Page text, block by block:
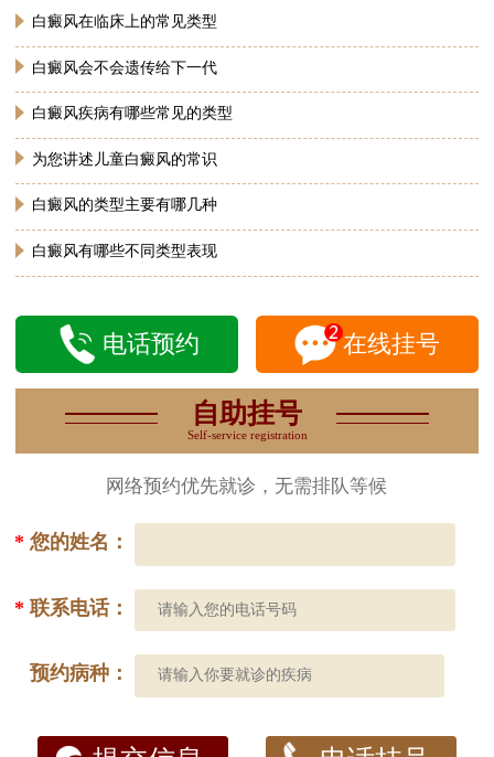
白癜风在临床上的常见类型
白癜风会不会遗传给下一代
白癜风疾病有哪些常见的类型
为您讲述儿童白癜风的常识
白癜风的类型主要有哪几种
白癜风有哪些不同类型表现
电话预约 在线挂号
自助挂号
Self-service registration
网络预约优先就诊，无需排队等候
*您的姓名：
*联系电话：
预约病种：